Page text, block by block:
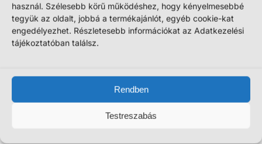
használ. Szélesebb körű működéshez, hogy kényelmesebbé
tegyük az oldalt, jobbá a termékajánlót, egyéb cookie-kat
engedélyezhet. Részletesebb információkat az Adatkezelési
tájékoztatóban találsz.
Rendben
Testreszabás
További információk
Szállítási információk